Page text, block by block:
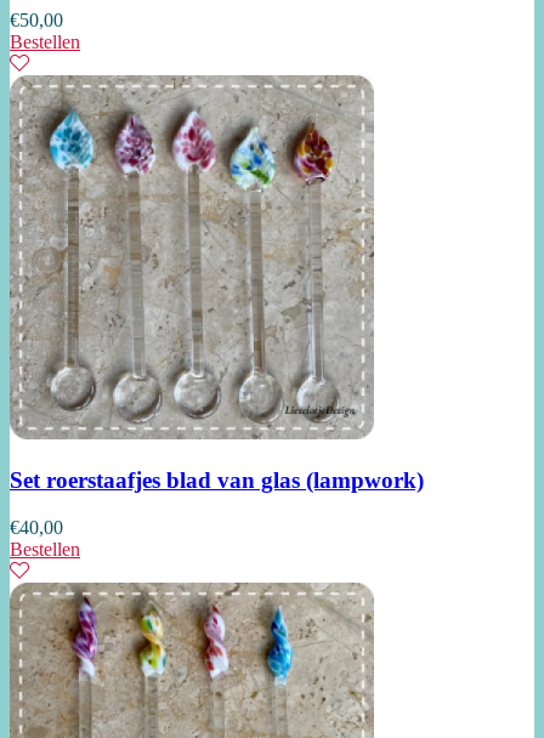
€50,00
Bestellen
Set roerstaafjes blad van glas (lampwork)
€40,00
Bestellen